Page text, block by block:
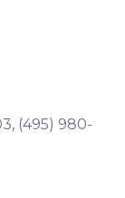
(495) 980-